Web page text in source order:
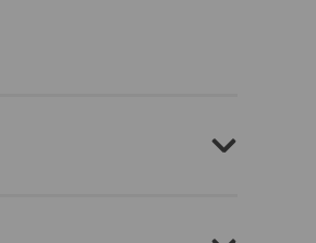
Gruppe ist essenziell und kann